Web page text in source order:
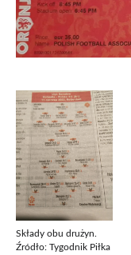
Składy obu drużyn.
Źródło: Tygodnik Piłka